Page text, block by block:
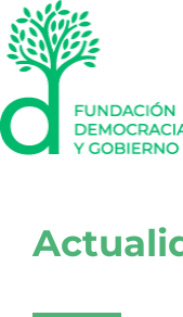
Saltar
al
contenido